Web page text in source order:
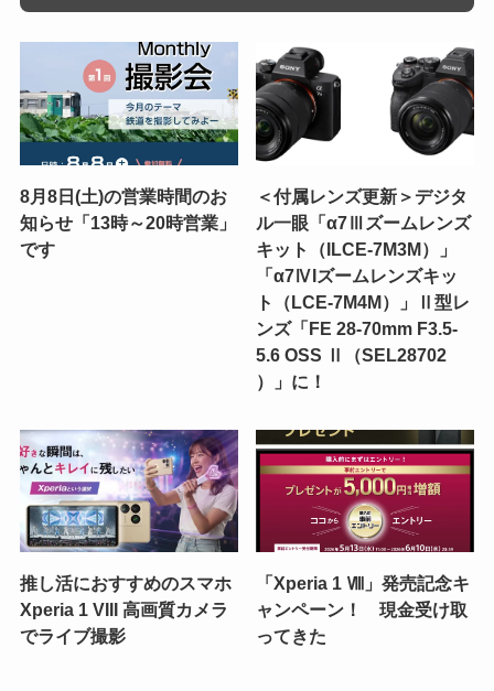
8月8日(土)の営業時間のお
知らせ「13時～20時営業」
です
＜付属レンズ更新＞デジタ
ル一眼「α7Ⅲズームレンズ
キット（ILCE-7M3M）」
「α7ⅣIズームレンズキッ
ト（LCE-7M4M）」Ⅱ型レ
ンズ「FE 28-70mm F3.5-
5.6 OSS Ⅱ（SEL28702
）」に！
推し活におすすめのスマホ
Xperia 1 VIII 高画質カメラ
でライブ撮影
「Xperia 1 Ⅷ」発売記念キ
ャンペーン！ 現金受け取
ってきた